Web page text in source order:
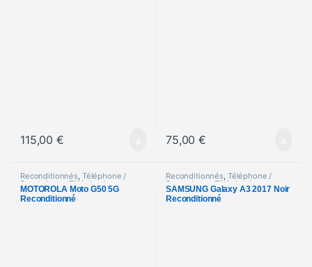
115,00€ 75,00€
Reconditionnés, Téléphone /
Smartphone,Téléphonie
MOTOROLA Moto G50 5G
Reconditionné
Reconditionnés, Téléphone /
Smartphone ,Téléphonie
SAMSUNG Galaxy A3 2017 Noir
Reconditionné